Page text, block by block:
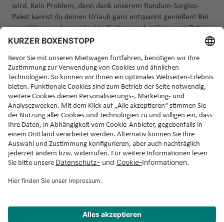
wird. Kein Problem, denn dank unserem Rundum-Sorglos-
Paket kannst du deinen Urlaub ganz entspannt genießen! Bei
uns gibt es weder versteckte Kosten, noch müssen vor Ort
zusätzliche Versicherungen abgeschlossen werden. Einfach
Jetzt Rundum-Sorglos-Mietwagen buchen!